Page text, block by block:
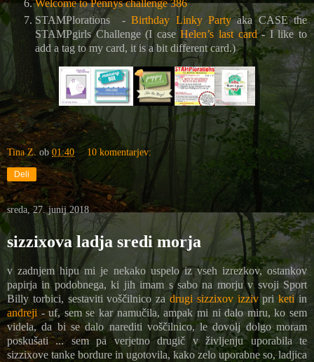
Welcome to Pennys challenge 386
STAMPlorations -Birthday Linky Partyaka CASE the
STAMPgirls Challenge (I caseHelen’s last card- I like to
add a tag to my card, it is a bit different card.)
Tina Z. ob01:40 10 komentarjev:
Deli
sreda, 27. junij 2018
sizzixova ladja sredi morja
v zadnjem hipu mi je nekako uspelo iz vseh izrezkov, ostankov
papirja in podobnega, ki jih imam s sabo na morju v svoji Sport
Billy torbici, sestaviti voščilnico za drugi sizzixov izzivpriketiin
andreji- uf, sem se kar namučila, ampak mi ni dalo miru, ko sem
videla, da bi se dalo narediti voščilnico, le dovolj dolgo moram
poskušati ... sem pa verjetno drugič v življenju uporabila te
sizzixove tanke bordure in ugotovila, kako zelo uporabne so, ladjica